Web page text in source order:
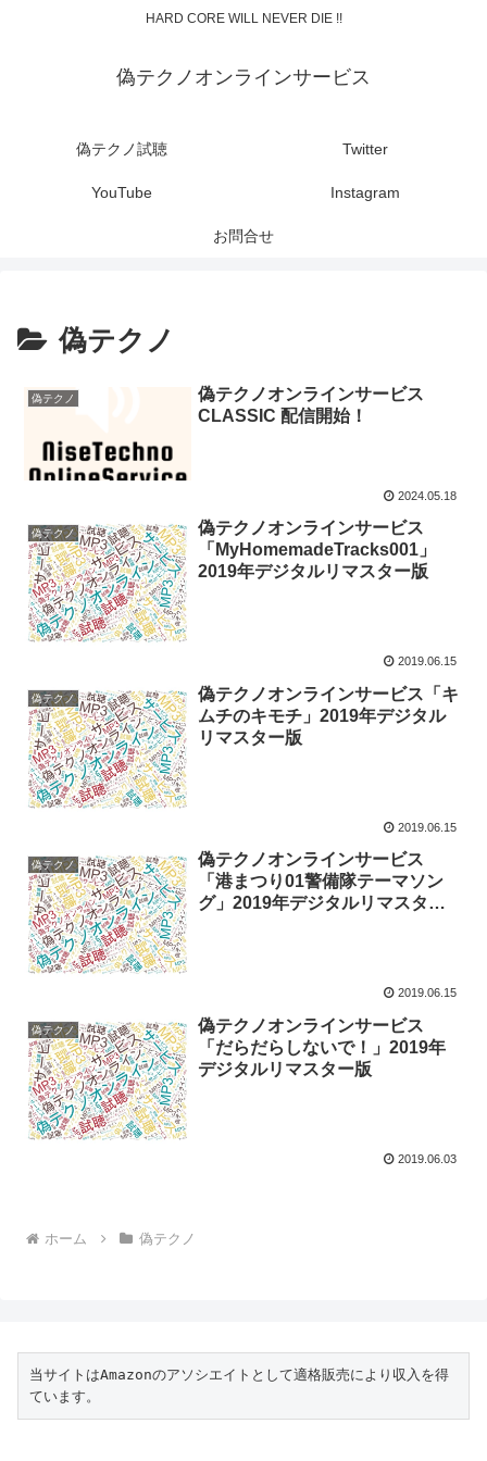
HARD CORE WILL NEVER DIE !!
偽テクノオンラインサービス
偽テクノ試聴 Twitter
YouTube Instagram
お問合せ
偽テクノ
偽テクノ
偽テクノオンラインサービス
CLASSIC 配信開始！
2024.05.18
偽テクノ
偽テクノオンラインサービス
「MyHomemadeTracks001」
2019年デジタルリマスター版
2019.06.15
偽テクノ
偽テクノオンラインサービス「キ
ムチのキモチ」2019年デジタル
リマスター版
2019.06.15
偽テクノ
偽テクノオンラインサービス
「港まつり01警備隊テーマソン
グ」2019年デジタルリマスター
2019.06.15
偽テクノ
偽テクノオンラインサービス
「だらだらしないで！」2019年
デジタルリマスター版
2019.06.03
ホーム 偽テクノ
当サイトはAmazonのアソシエイトとして適格販売により収入を得
ています。